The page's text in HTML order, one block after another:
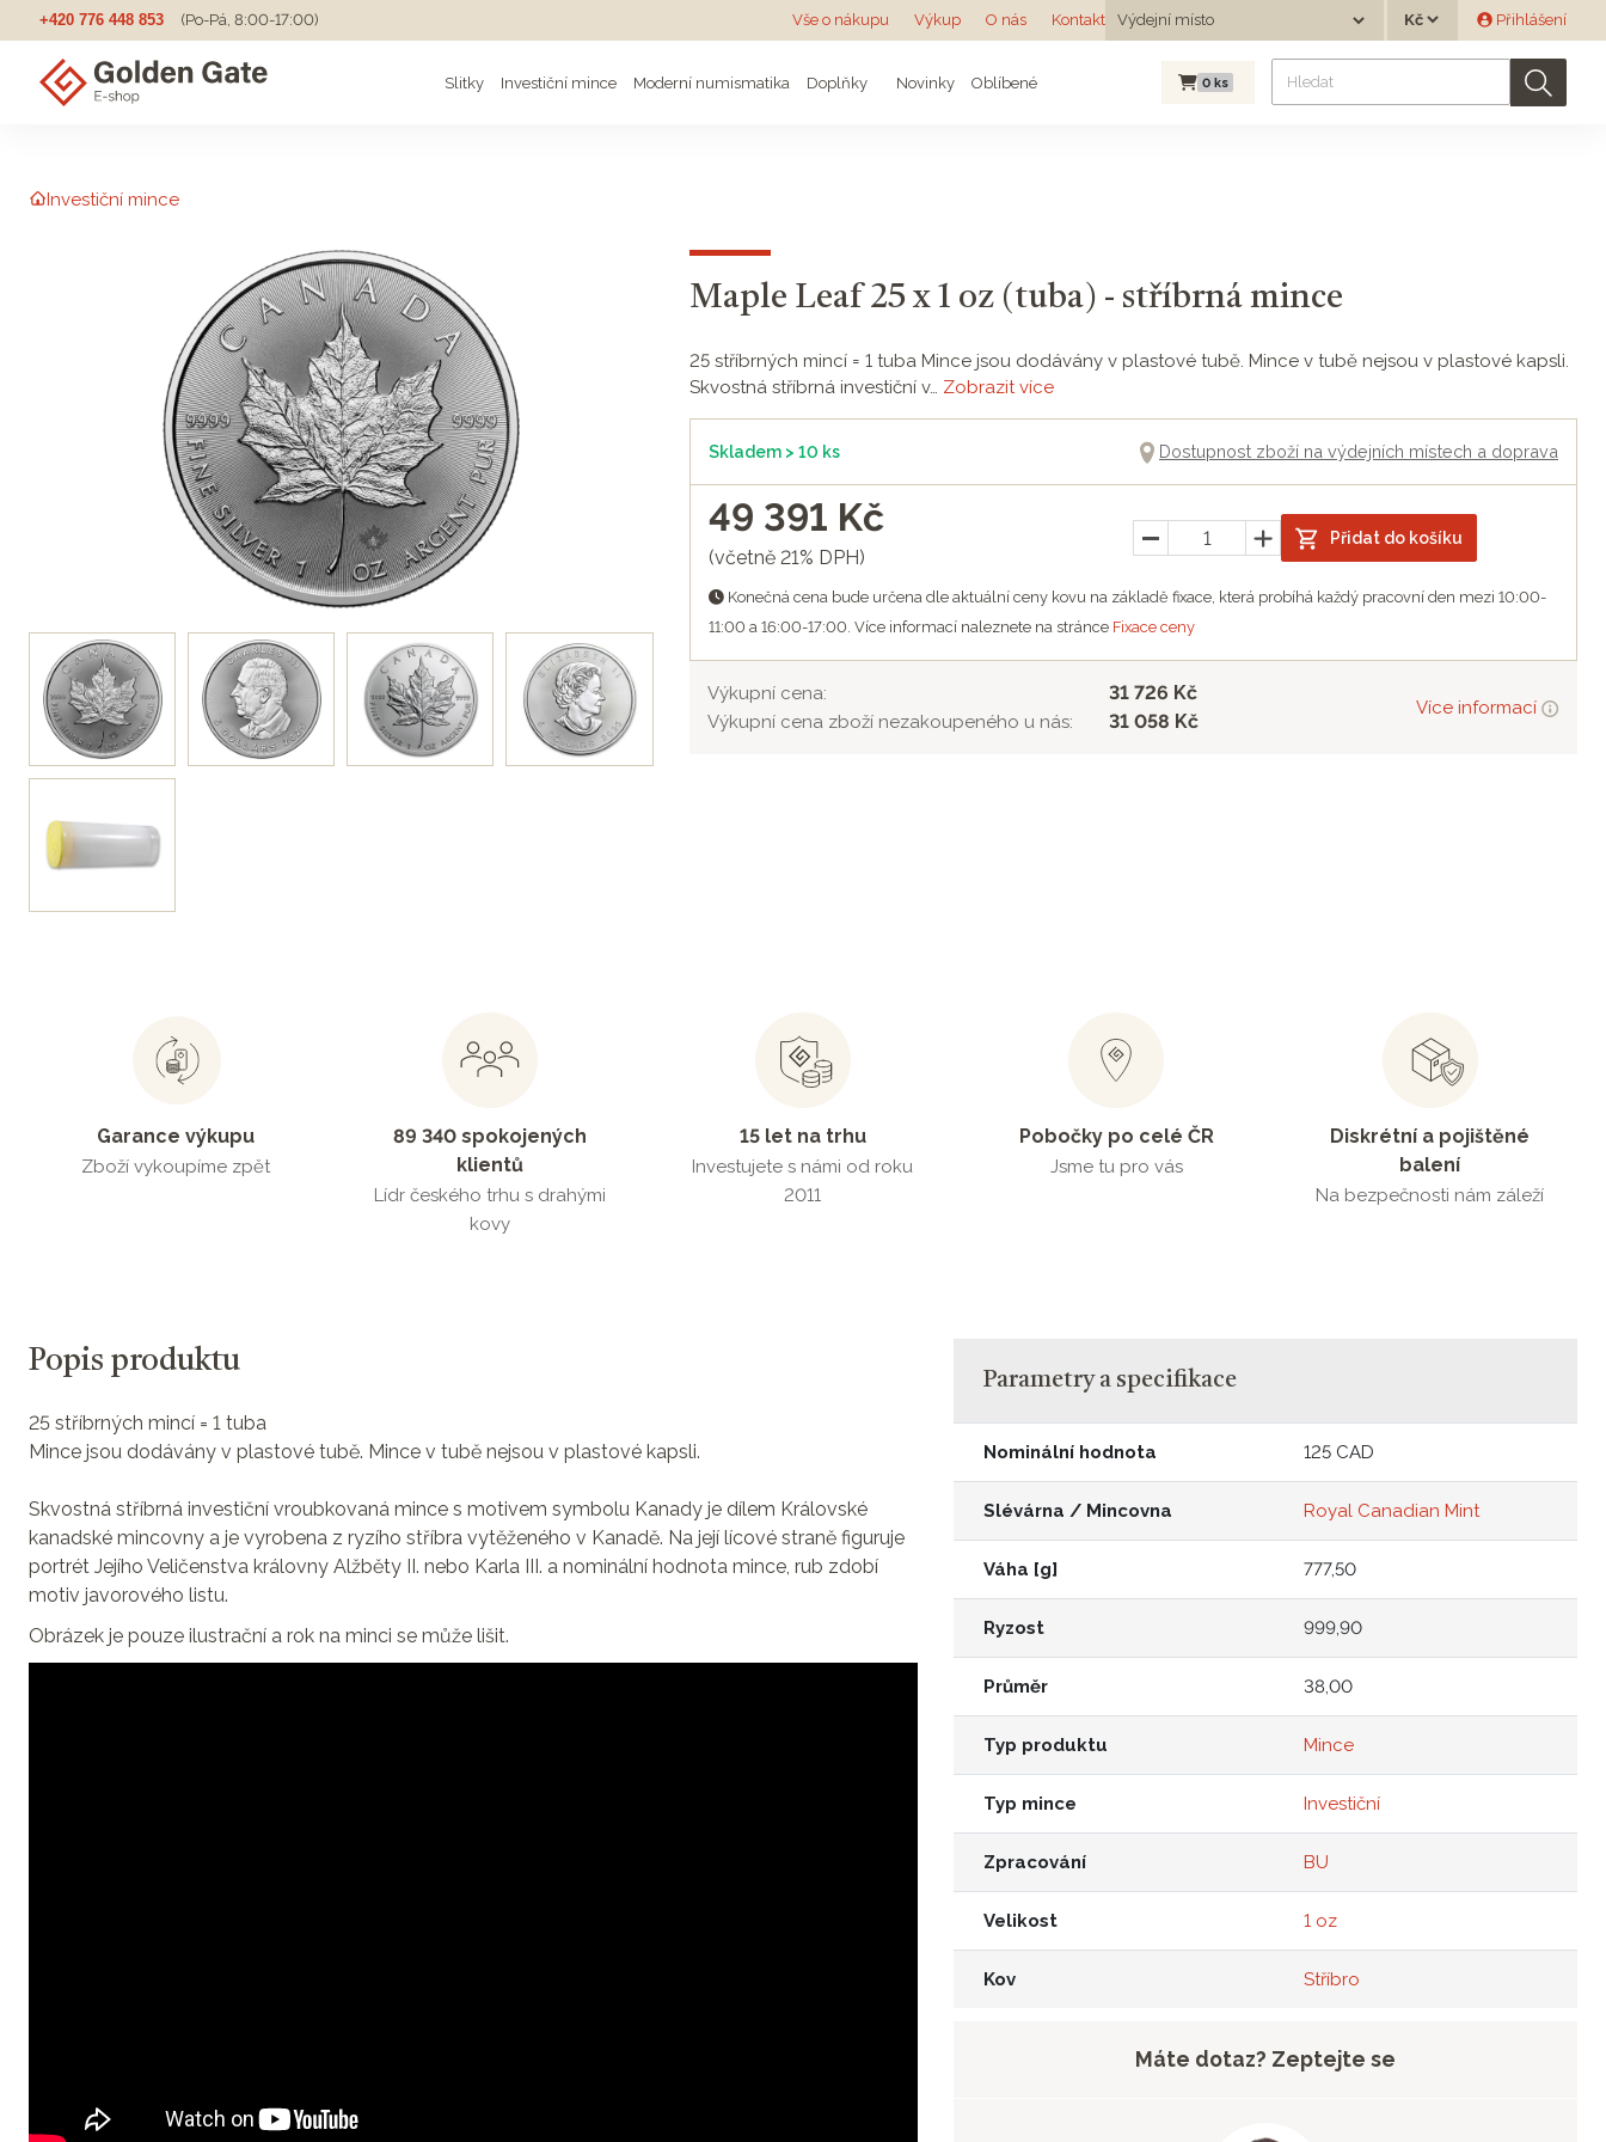
+420 776 448 853 (Po-Pá, 8:00-17:00) Vše o nákupu Výkup O nás Kontakt Výdejní místo
Výdejní místo
Měna Přihlášení
Slitky Investiční mince Moderní numismatika Doplňky Novinky Oblíbené 0 ks
Investiční mince
Maple Leaf 25 x 1 oz (tuba) - stříbrná mince
25 stříbrných mincí = 1 tuba Mince jsou dodávány v plastové tubě. Mince v tubě nejsou v plastové kapsli.
Skvostná stříbrná investiční v… Zobrazit více
Skladem > 10 ks Dostupnost zboží na výdejních místech a doprava
49 391 Kč
(včetně 21% DPH)
Přidat do košíku
Konečná cena bude určena dle aktuální ceny kovu na základě fixace, která probíhá každý pracovní den mezi 10:00-
11:00 a 16:00-17:00. Více informací naleznete na stránce Fixace ceny
Výkupní cena: 31 726 Kč
Výkupní cena zboží nezakoupeného u nás: 31 058 Kč
Více informací
Garance výkupu
Zboží vykoupíme zpět
89 340 spokojených
klientů
Lídr českého trhu s drahými
kovy
15 let na trhu
Investujete s námi od roku
2011
Pobočky po celé ČR
Jsme tu pro vás
Diskrétní a pojištěné
balení
Na bezpečnosti nám záleží
Popis produktu
25 stříbrných mincí = 1 tuba
Mince jsou dodávány v plastové tubě. Mince v tubě nejsou v plastové kapsli.
Skvostná stříbrná investiční vroubkovaná mince s motivem symbolu Kanady je dílem Královské
kanadské mincovny a je vyrobena z ryzího stříbra vytěženého v Kanadě. Na její lícové straně figuruje
portrét Jejího Veličenstva královny Alžběty II. nebo Karla III. a nominální hodnota mince, rub zdobí
motiv javorového listu.
Obrázek je pouze ilustrační a rok na minci se může lišit.
Parametry a specifikace
Nominální hodnota 125 CAD
Slévárna / Mincovna Royal Canadian Mint
Váha [g] 777,50
Ryzost 999,90
Průměr 38,00
Typ produktu Mince
Typ mince Investiční
Zpracování BU
Velikost 1 oz
Kov Stříbro
Máte dotaz? Zeptejte se